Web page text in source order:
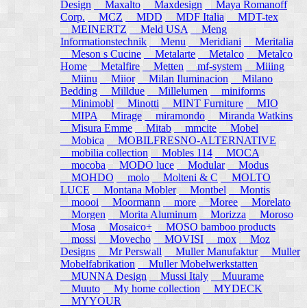
Design
Maxalto Maxdesign
Maya Romanoff
Corp.
MCZ MDD MDF Italia
MDT-tex
MEINERTZ
Meld USA
Meng
Informationstechnik
Menu Meridiani
Meritalia
Meson s Cucine
Metalarte Metalco
Metalco
Home Metalfire Metten mf-system
Miiing
Miinu
Miior Milan Iluminacion
Milano
Bedding
Milldue Millelumen
miniforms
Minimobl Minotti MINT Furniture
MIO
MIPA
Mirage miramondo
Miranda Watkins
Misura Emme
Mitab mmcite
Mobel
Mobica
MOBILFRESNO-ALTERNATIVE
mobilia collection
Mobles 114
MOCA
mocoba
MODO luce Modular
Modus
MOHDO
molo Molteni & C
MOLTO
LUCE
Montana Mobler Montbel
Montis
moooi
Moormann more Moree
Morelato
Morgen
Morita Aluminum Morizza
Moroso
Mosa
Mosaico+
MOSO bamboo products
mossi
Movecho MOVISI mox
Moz
Designs
Mr Perswall Muller Manufaktur
Muller
Mobelfabrikation
Muller Mobelwerkstatten
MUNNA Design
Mussi Italy
Muurame
Muuto My home collection
MYDECK
MYYOUR